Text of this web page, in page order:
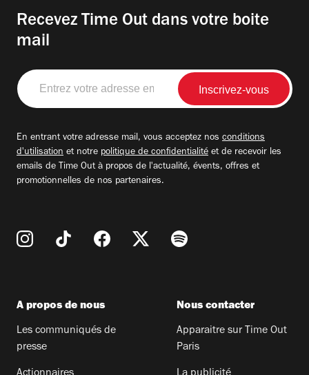
Recevez Time Out dans votre boite
mail
Entrez
votre
adresse
En entrant votre adresse mail, vous acceptez nos conditions
d'utilisation et notre politique de confidentialité et de recevoir les
emails de Time Out à propos de l'actualité, évents, offres et
promotionnelles de nos partenaires.
A propos de nous
Les communiqués de
presse
Nous contacter
Apparaitre sur Time Out
Paris